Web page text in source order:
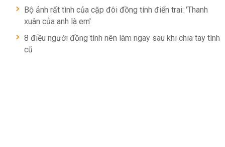
Bộ ảnh rất tình của cặp đôi đồng tính điển trai: 'Thanh
xuân của anh là em'
8 điều người đồng tính nên làm ngay sau khi chia tay tình
cũ